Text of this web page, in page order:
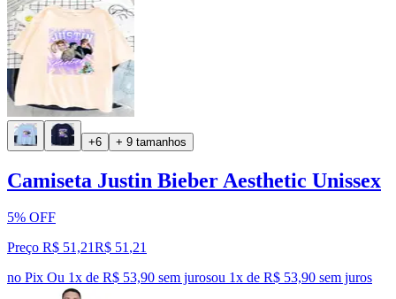
+6 + 9 tamanhos
Camiseta Justin Bieber Aesthetic Unissex
5% OFF
Preço R$ 51,21R$ 51,21
no Pix Ou 1x de R$ 53,90 sem jurosou 1x de R$ 53,90 sem juros